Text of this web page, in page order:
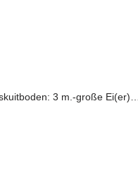
3 m.-große Ei(er)…